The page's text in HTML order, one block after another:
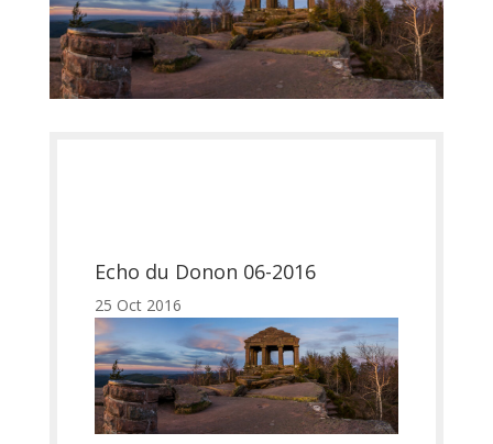
Echo du Donon 06-2016
25 Oct 2016